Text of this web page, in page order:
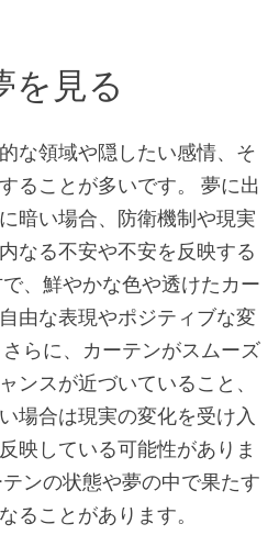
を見る
な領域や隠したい感情、そ
ることが多いです。 夢に出
暗い場合、防衛機制や現実
なる不安や不安を反映する
、鮮やかな色や透けたカー
由な表現やポジティブな変
らに、カーテンがスムーズ
ンスが近づいていること、
場合は現実の変化を受け入
映している可能性がありま
ンの状態や夢の中で果たす
ることがあります。